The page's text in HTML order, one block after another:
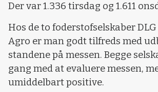
Der var 1.336 tirsdag og 1.611
Hos de to foderstofselskaber
Agro er man godt tilfreds med
standene på messen. Begge
gang med at evaluere messen,
umiddelbart positive.